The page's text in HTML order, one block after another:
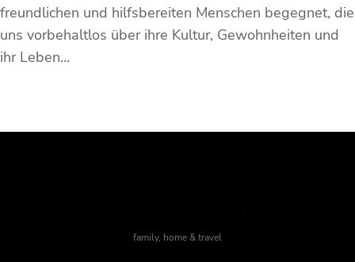
freundlichen und hilfsbereiten Menschen begegnet, die
uns vorbehaltlos über ihre Kultur, Gewohnheiten und
ihr Leben…
family, home & travel